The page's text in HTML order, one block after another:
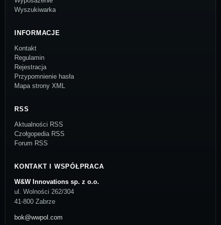
Wyszukiwarka
INFORMACJE
Kontakt
Regulamin
Rejestracja
Przypomnienie hasła
Mapa strony XML
RSS
Aktualności RSS
Czołgopedia RSS
Forum RSS
KONTAKT I WSPÓŁPRACA
W&W Innovations sp. z o.o.
ul. Wolności 262/304
41-800 Zabrze
bok@wwpol.com